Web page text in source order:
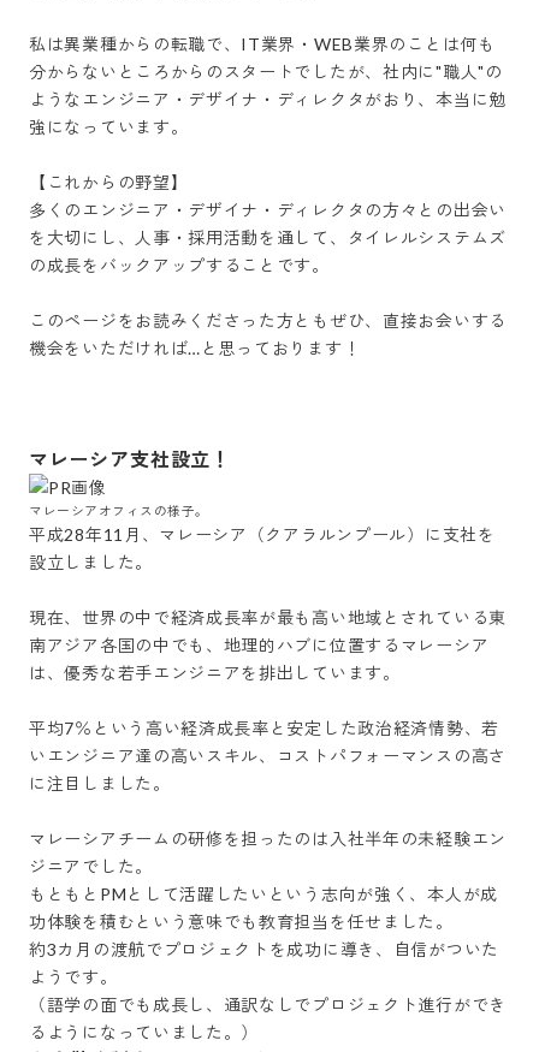
私は異業種からの転職で、IT業界・WEB業界のことは何も
分からないところからのスタートでしたが、社内に"職人"の
ようなエンジニア・デザイナ・ディレクタがおり、本当に勉
強になっています。
【これからの野望】
多くのエンジニア・デザイナ・ディレクタの方々との出会い
を大切にし、人事・採用活動を通して、タイレルシステムズ
の成長をバックアップすることです。
このページをお読みくださった方ともぜひ、直接お会いする
機会をいただければ…と思っております！
マレーシア支社設立！
マレーシアオフィスの様子。
平成28年11月、マレーシア（クアラルンプール）に支社を
設立しました。
現在、世界の中で経済成長率が最も高い地域とされている東
南アジア各国の中でも、地理的ハブに位置するマレーシア
は、優秀な若手エンジニアを排出しています。
平均7％という高い経済成長率と安定した政治経済情勢、若
いエンジニア達の高いスキル、コストパフォーマンスの高さ
に注目しました。
マレーシアチームの研修を担ったのは入社半年の未経験エン
ジニアでした。
もともとPMとして活躍したいという志向が強く、本人が成
功体験を積むという意味でも教育担当を任せました。
約3カ月の渡航でプロジェクトを成功に導き、自信がついた
ようです。
（語学の面でも成長し、通訳なしでプロジェクト進行ができ